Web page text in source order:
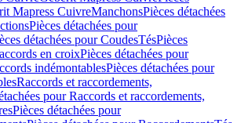
Mapress CuivreManchonsPièces détachées
Pièces détachées pour
détachées pour CoudesTésPièces
en croixPièces détachées pour
indémontablesPièces détachées pour
Raccords et raccordements,
pour Raccords et raccordements,
Pièces détachées pour